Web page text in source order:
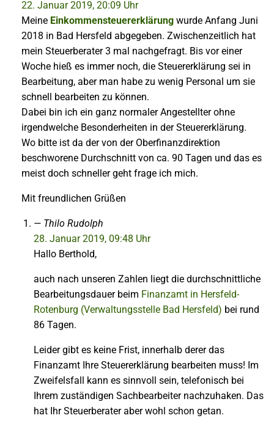
22. Januar 2019, 20:09 Uhr
Meine Einkommensteuererklärung wurde Anfang Juni
2018 in Bad Hersfeld abgegeben. Zwischenzeitlich hat
mein Steuerberater 3 mal nachgefragt. Bis vor einer
Woche hieß es immer noch, die Steuererklärung sei in
Bearbeitung, aber man habe zu wenig Personal um sie
schnell bearbeiten zu können.
Dabei bin ich ein ganz normaler Angestellter ohne
irgendwelche Besonderheiten in der Steuererklärung.
Wo bitte ist da der von der Oberfinanzdirektion
beschworene Durchschnitt von ca. 90 Tagen und das es
meist doch schneller geht frage ich mich.
Mit freundlichen Grüßen
Thilo Rudolph
28. Januar 2019, 09:48 Uhr
Hallo Berthold,
auch nach unseren Zahlen liegt die durchschnittliche
Bearbeitungsdauer beim Finanzamt in Hersfeld-
Rotenburg (Verwaltungsstelle Bad Hersfeld) bei rund
86 Tagen.
Leider gibt es keine Frist, innerhalb derer das
Finanzamt Ihre Steuererklärung bearbeiten muss! Im
Zweifelsfall kann es sinnvoll sein, telefonisch bei
Ihrem zuständigen Sachbearbeiter nachzuhaken. Das
hat Ihr Steuerberater aber wohl schon getan.